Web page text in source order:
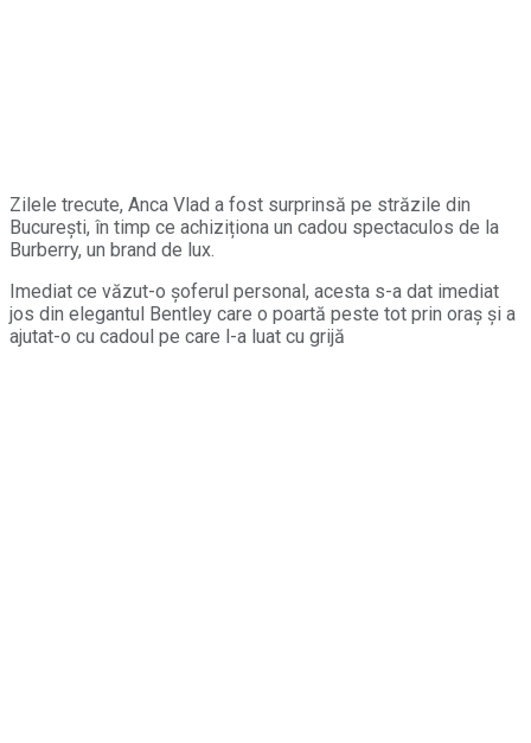
Zilele trecute, Anca Vlad a fost surprinsă pe străzile din
București, în timp ce achiziționa un cadou spectaculos de la
Burberry, un brand de lux.
Imediat ce văzut-o șoferul personal, acesta s-a dat imediat
jos din elegantul Bentley care o poartă peste tot prin oraș și a
ajutat-o cu cadoul pe care l-a luat cu grijă